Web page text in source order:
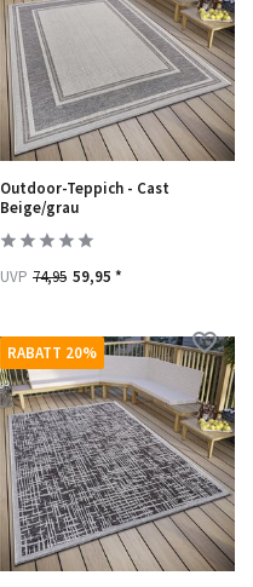
Outdoor-Teppich - Cast
Beige/grau
UVP 74,95 59,95 *
RABATT 20%